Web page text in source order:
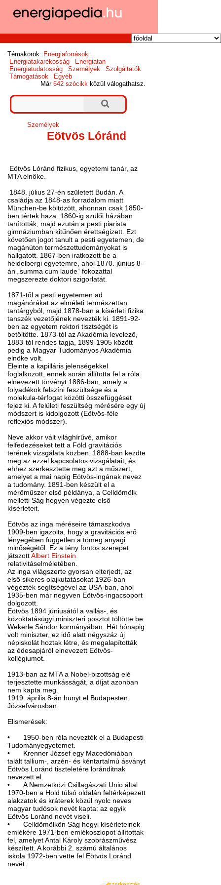
Témakörök: Energiaforrások
Energiatakarékosság
Energiatan
Energiatudatosság
Személyek
Szolgáltatók
Támogatások
Egyéb
Már642 szócikk közül válogathatsz.
Személyek
Eötvös Lóránd
Eötvös Lóránd fizikus, egyetemi tanár, az
MTA elnöke.
1848. július 27-én született Budán. A
családja az 1848-as forradalom miatt
München-be költözött, ahonnan csak 1850-
ben tértek haza. 1860-ig szülői házában
tanították, majd ezután a pesti piarista
gimnáziumban kitűnően érettségizett. Ezt
követően jogot tanult a pesti egyetemen, de
magánúton természettudományokat is
hallgatott. 1867-ben iratkozott be a
heidelbergi egyetemre, ahol 1870. június 8-
án „summa cum laude” fokozattal
megszerezte doktori szigorlatát.
1871-től a pesti egyetemen ad
magánórákat az elméleti természettan
tantárgyból, majd 1878-ban a kísérleti fizika
tanszék vezetőjének nevezték ki. 1891-92-
ben az egyetem rektori tisztségét is
betöltötte. 1873-tól az Akadémia levelező,
1883-tól rendes tagja, 1899-1905 között
pedig a Magyar Tudományos Akadémia
elnöke volt.
Eleinte a kapilláris jelenségekkel
foglalkozott, ennek során állította fel a róla
elnevezett törvényt 1886-ban, amely a
folyadékok felszíni feszültsége és a
molekula-térfogat közötti összefüggéset
fejez ki. A felületi feszültség mérésére egy új
módszert is kidolgozott (Eötvös-féle
reflexiós módszer).
Neve akkor vált világhírűvé, amikor
felfedezéseket tett a Föld gravitációs
terének vizsgálata közben. 1888-ban kezdte
meg az ezzel kapcsolatos vizsgálatait, és
ehhez szerkesztette meg azt a műszert,
amelyet a mai napig Eötvös-ingának nevez
a tudomány. 1891-ben készült el a
mérőműszer első példánya, a Celldömölk
melletti Ság hegyen végezte első
kísérleteit.
Eötvös az inga méréseire támaszkodva
1909-ben igazolta, hogy a gravitációs erő
lényegében független a tömeg anyagi
minőségétől. Ez a tény fontos szerepet
játszottAlbert Einstein
relativitáselméletében.
Az inga világszerte gyorsan elterjedt, az
első sikeres olajkutatásokat 1926-ban
végezték segítségével az USA-ban, ahol
1935-ben már negyven Eötvös-ingacsoport
dolgozott.
Eötvös 1894 júniusától a vallás-, és
közoktatásügyi miniszteri posztot töltötte be
Wekerle Sándor kormányában. Hét hónapig
volt miniszter, ez idő alatt négyszáz új
népiskolát hoztak létre, és megalapították
az édesapjáról elnevezett Eötvös-
kollégiumot.
1913-ban az MTA a Nobel-bizottság elé
terjesztette munkásságát, a díjat azonban
nem kapta meg.
1919. április 8-án hunyt el Budapesten,
Józsefvárosban.
Elismerések:
•
1950-ben róla nevezték el a Budapesti
Tudományegyetemet.
•
Krenner József egy Macedóniában
talált tallium-, arzén- és kéntartalmú ásványt
Eötvös Loránd tiszteletére loránditnak
nevezett el.
•
A Nemzetközi Csillagászati Unio által
1970-ben a Hold túlsó oldalán feltérképezett
alakzatok és kráterek közül nyolc neves
magyar tudósok nevét kapta: az egyik
Eötvös Loránd nevét viseli.
•
Celldömölkön Ság hegyi kísérleteinek
emlékére 1971-ben emlékoszlopot állítottak
fel, amelyet Antal Károly szobrászművész
készített. A korábbi 2. számú általános
iskola 1972-ben vette fel Eötvös Loránd
nevét.